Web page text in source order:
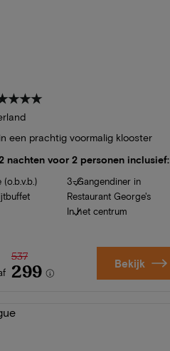
een prachtig voormalig klooster
nachten voor 2 personen inclusief:
3-Gangendiner in
Restaurant George's
In het centrum
537
299 Bekijk